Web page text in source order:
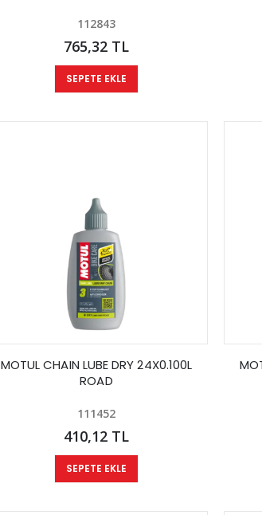
112843
765,32 TL
SEPETE EKLE
MOTUL CHAIN LUBE DRY 24X0.100L
ROAD
111452
410,12 TL
SEPETE EKLE